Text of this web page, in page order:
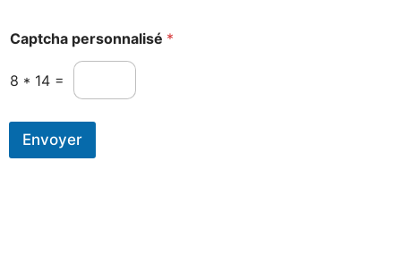
Captcha personnalisé *
8 * 14 =
Envoyer